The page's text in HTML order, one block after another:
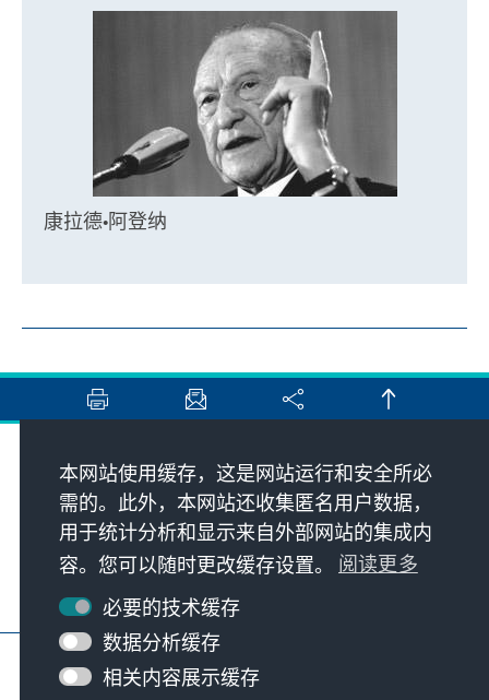
康拉德•阿登纳
地址
联系
请访问
KAS主页 版本说明
無障礙宣言
本网站使用缓存，这是网站运行和安全所必
需的。此外，本网站还收集匿名用户数据，
用于统计分析和显示来自外部网站的集成内
容。您可以随时更改缓存设置。 阅读更多
必要的技术缓存
数据分析缓存
相关内容展示缓存